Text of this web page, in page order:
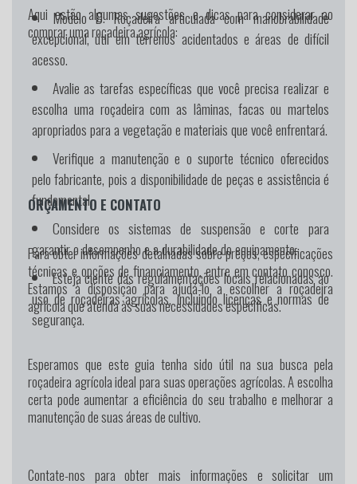
Modelo D:Roçadeira articulada com manobrabilidade
excepcional, útil em terrenos acidentados e áreas de difícil
acesso.
Aqui estão algumas sugestões e dicas para considerar ao
comprar uma roçadeira agrícola:
Avalie as tarefas específicas que você precisa realizar e
escolha uma roçadeira com as lâminas, facas ou martelos
apropriados para a vegetação e materiais que você enfrentará.
Verifique a manutenção e o suporte técnico oferecidos
pelo fabricante, pois a disponibilidade de peças e assistência é
fundamental.
Considere os sistemas de suspensão e corte para
garantir o desempenho e a durabilidade do equipamento.
Esteja ciente das regulamentações locais relacionadas ao
uso de roçadeiras agrícolas, incluindo licenças e normas de
segurança.
ORÇAMENTO E CONTATO
Para obter informações detalhadas sobre preços, especificações
técnicas e opções de financiamento, entre em contato conosco.
Estamos à disposição para ajudá-lo a escolher a roçadeira
agrícola que atenda às suas necessidades específicas.
Esperamos que este guia tenha sido útil na sua busca pela
roçadeira agrícola ideal para suas operações agrícolas. A escolha
certa pode aumentar a eficiência do seu trabalho e melhorar a
manutenção de suas áreas de cultivo.
Contate-nos para obter mais informações e solicitar um